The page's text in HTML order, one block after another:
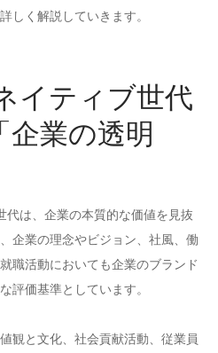
しく解説していきます。
イティブ世代
業の透明
代は、企業の本質的な価値を見抜
企業の理念やビジョン、社風、働
職活動においても企業のブランド
評価基準としています。
観と文化、社会貢献活動、従業員